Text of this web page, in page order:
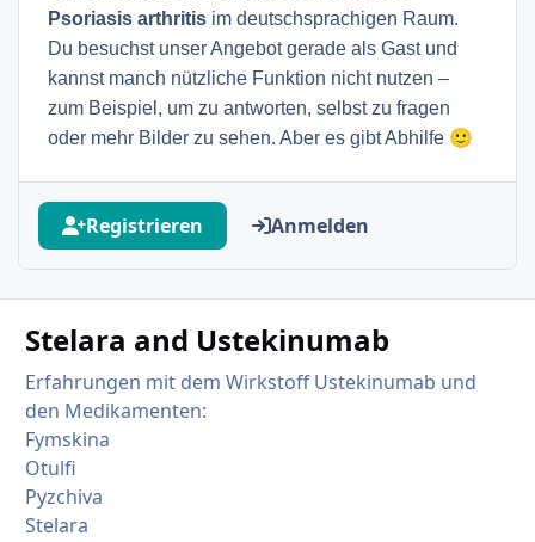
Psoriasis arthritis im deutschsprachigen Raum.
Du besuchst unser Angebot gerade als Gast und
kannst manch nützliche Funktion nicht nutzen –
zum Beispiel, um zu antworten, selbst zu fragen
oder mehr Bilder zu sehen. Aber es gibt Abhilfe 🙂
Registrieren Anmelden
Stelara and Ustekinumab
Erfahrungen mit dem Wirkstoff Ustekinumab und
den Medikamenten:
Fymskina
Otulfi
Pyzchiva
Stelara